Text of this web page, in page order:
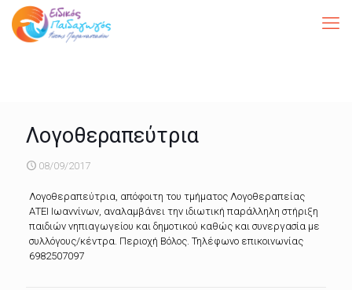
Λογοθεραπεύτρια
08/09/2017
Λογοθεραπεύτρια, απόφοιτη του τμήματος Λογοθεραπείας
ΑΤΕΙ Ιωαννίνων, αναλαμβάνει την ιδιωτική παράλληλη στήριξη
παιδιών νηπιαγωγείου και δημοτικού καθώς και συνεργασία με
συλλόγους/κέντρα. Περιοχή Βόλος. Τηλέφωνο επικοινωνίας
6982507097